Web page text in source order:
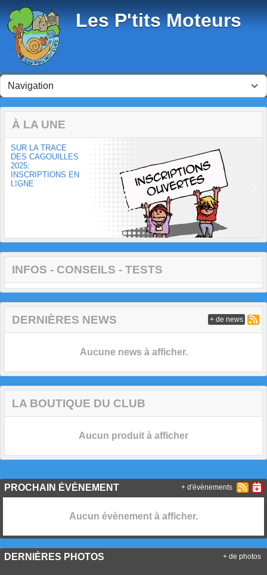
Les P'tits Moteurs
À LA UNE
SUR LA TRACE
DES CAGOUILLES
2025:
INSCRIPTIONS EN
LIGNE
INFOS - CONSEILS - TESTS
DERNIÈRES NEWS
Aucune news à afficher.
+ de news
LA BOUTIQUE DU CLUB
Aucun produit à afficher
PROCHAIN ÉVÈNEMENT
Aucun évènement à afficher.
+ d'évènements
DERNIÈRES PHOTOS + de photos
Panneau de gestion des cookies